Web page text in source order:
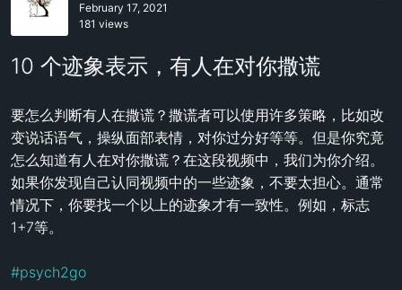
February 17, 2021
181 views
10 个迹象表示，有人在对你撒谎
要怎么判断有人在撒谎？撒谎者可以使用许多策略，比如改
变说话语气，操纵面部表情，对你过分好等等。但是你究竟
怎么知道有人在对你撒谎？在这段视频中，我们为你介绍。
如果你发现自己认同视频中的一些迹象，不要太担心。通常
情况下，你要找一个以上的迹象才有一致性。例如，标志
1+7等。
#psych2go